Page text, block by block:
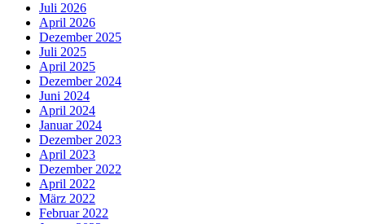
Juli 2026
April 2026
Dezember 2025
Juli 2025
April 2025
Dezember 2024
Juni 2024
April 2024
Januar 2024
Dezember 2023
April 2023
Dezember 2022
April 2022
März 2022
Februar 2022